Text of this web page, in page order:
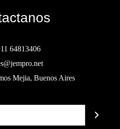
64813406
Mejia, Buenos Aires